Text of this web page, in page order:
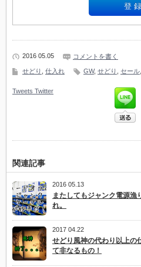
2016 05.05 コメントを書く
せどり 仕入れ GW, せどり セール
Tweets Twitter
関連記事
2016 05.13
またしてもジャンク電源漁
れ。
2017 04.22
せどり風神の代わり以上の
て非なるもの！